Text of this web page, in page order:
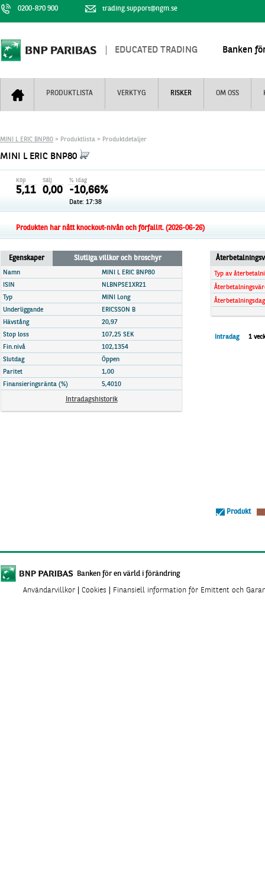
0200-870 900 trading.support@ngm.se
EDUCATED TRADING Banken
PRODUKTLISTA VERKTYG RISKER OM OSS
Mini Futures
Unlimited Turbos
Stoppade & förfallna produkter
Nyhestbrev+
Realtidskurser
Kunskapscentra+
Marknadsöversikt
Finansiell information
MINI L ERIC BNP80 > Produktlista > Produktdetaljer
MINI L ERIC BNP80
Köp
5,11
Sälj
0,00
% idag
-10,66%
Date: 17:38
Produkten har nått knockout-nivån och förfallit. (2026-06-26)
Egenskaper Slutliga villkor och broschyr
Namn
MINI L ERIC BNP80
ISIN
NLBNPSE1XR21
Typ
MINI Long
Underliggande
ERICSSON B
Hävstång
20,97
Stop loss
107,25 SEK
Fin.nivå
102,1354
Slutdag
Öppen
Paritet
1,00
Finansieringsränta (%)
5,4010
Intradagshistorik
Typ av
Återbetalningsdag
Intradag 1
Produkt
Banken för en värld i förändring
Användarvillkor Cookies Finansiell information för Emittent och